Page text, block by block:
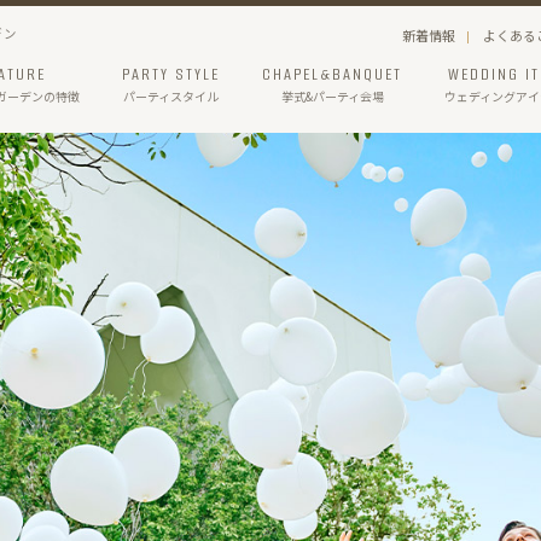
ーデンの特徴
PARTY STYLE
パーティスタイル
CHAPEL&BANQUET
挙式&パーティ会場
WEDDING
ウェディングア
新着情報 よくある